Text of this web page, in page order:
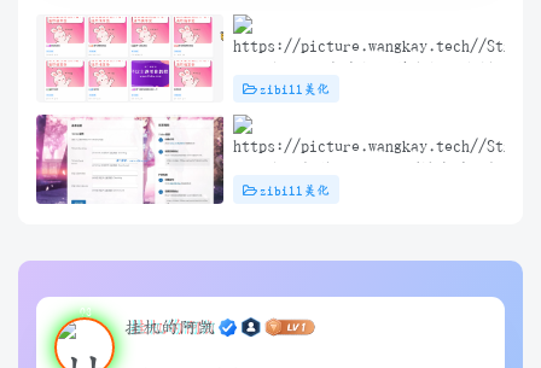
式[优化版]
zibill美化
件
zibill美化
挂机的阿凯